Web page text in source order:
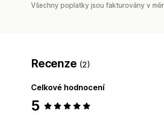
Všechny poplatky jsou fakturovány v
Recenze (2)
Celkové hodnocení
5